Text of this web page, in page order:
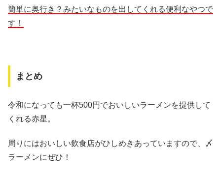
簡単に奥行き？みたいなものを出してくれる便利なやつで
す！
まとめ
令和になっても一杯500円でおいしいラーメンを提供して
くれる赤星。
周りにはおいしい飲食店がひしめきあっていますので、〆
ラーメンにぜひ！